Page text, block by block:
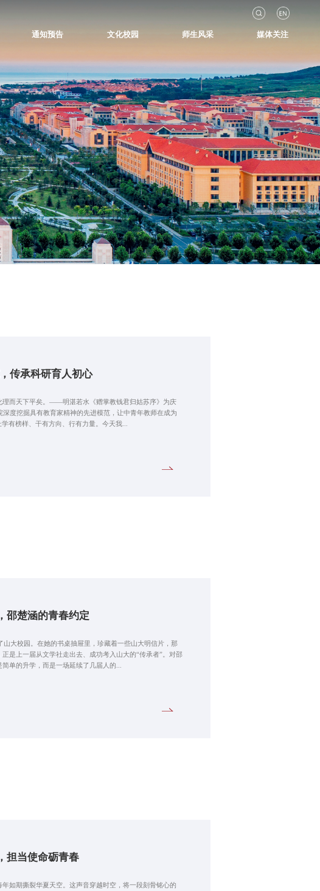
通知预告 文化校园 师生风采 媒体关注
传承科研育人初心
理而天下平矣。——明湛若水《赠掌教钱君归姑苏序》为庆
度挖掘具有教育家精神的先进模范，让中青年教师在成为
有榜样、干有方向、行有力量。今天我...
邵楚涵的青春约定
大校园。在她的书桌抽屉里，珍藏着一些山大明信片，那
是上一届从文学社走出去、成功考入山大的“传承者”。对邵
单的升学，而是一场延续了几届人的...
担当使命砺青春
如期撕裂华夏天空。这声音穿越时空，将一段刻骨铭心的